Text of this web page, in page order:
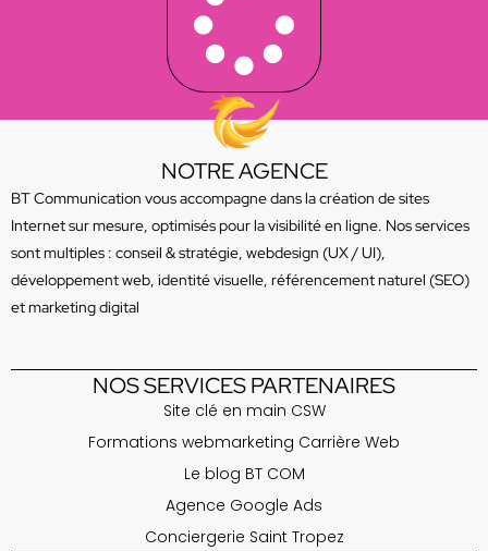
NOTRE AGENCE
BT Communication vous accompagne dans la création de sites
Internet sur mesure, optimisés pour la visibilité en ligne. Nos services
sont multiples : conseil & stratégie, webdesign (UX / UI),
développement web, identité visuelle, référencement naturel (SEO)
et marketing digital
NOS SERVICES PARTENAIRES
Site clé en main CSW
Formations webmarketing Carrière Web
Le blog BT COM
Agence Google Ads
Conciergerie Saint Tropez